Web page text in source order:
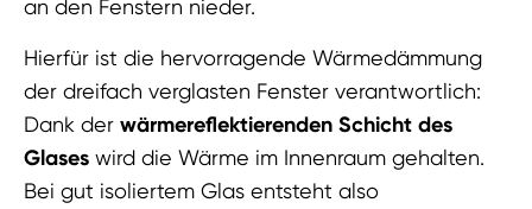
an den Fenstern nieder.
Hierfür ist die hervorragende Wärmedämmung
der dreifach verglasten Fenster verantwortlich:
Dank der wärmereflektierenden Schicht des
Glases wird die Wärme im Innenraum gehalten.
Bei gut isoliertem Glas entsteht also